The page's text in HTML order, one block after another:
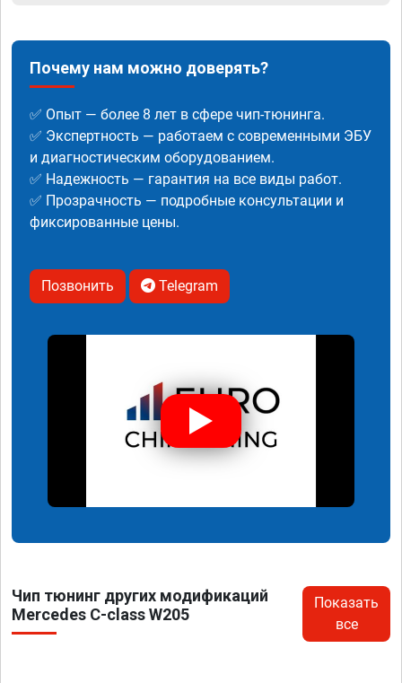
Почему нам можно доверять?
✅ Опыт — более 8 лет в сфере чип-тюнинга.
✅ Экспертность — работаем с современными ЭБУ
и диагностическим оборудованием.
✅ Надежность — гарантия на все виды работ.
✅ Прозрачность — подробные консультации и
фиксированные цены.
Позвонить Telegram
Чип тюнинг других модификаций
Mercedes C-class W205
Показать
все